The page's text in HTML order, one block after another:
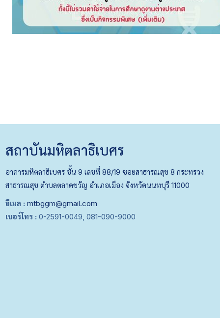
สถาบันมหิตลาธิเบศร
อาคารมหิตลาธิเบศร ชั้น 9 เลขที่ 88/19 ซอยสาธารณสุข 8 กระทรวง
สาธารณสุข ตำบลตลาดขวัญ อำเภอเมือง จังหวัดนนทบุรี 11000
อีเมล : mtbggm@gmail.com
เบอร์โทร : 0-2591-0049, 081-090-9000